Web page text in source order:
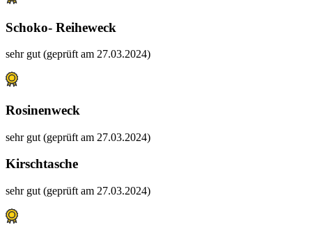
Schoko- Reiheweck
sehr gut (geprüft am 27.03.2024)
Rosinenweck
sehr gut (geprüft am 27.03.2024)
Kirschtasche
sehr gut (geprüft am 27.03.2024)